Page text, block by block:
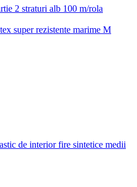
2 straturi alb 100 m/rola
super rezistente marime M
de interior fire sintetice medii